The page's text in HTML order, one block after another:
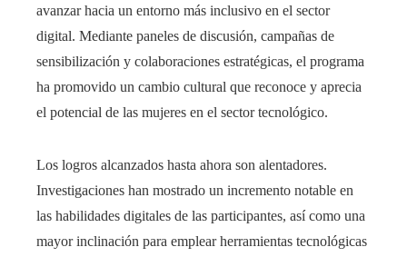
avanzar hacia un entorno más inclusivo en el sector
digital. Mediante paneles de discusión, campañas de
sensibilización y colaboraciones estratégicas, el programa
ha promovido un cambio cultural que reconoce y aprecia
el potencial de las mujeres en el sector tecnológico.​
Los logros alcanzados hasta ahora son alentadores.
Investigaciones han mostrado un incremento notable en
las habilidades digitales de las participantes, así como una
mayor inclinación para emplear herramientas tecnológicas